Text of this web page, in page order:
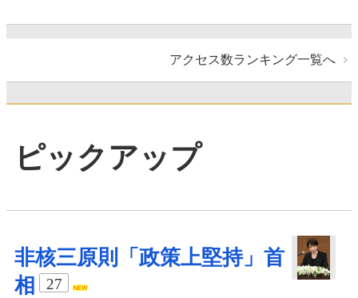
アクセス数ランキング一覧へ
ピックアップ
非核三原則「政策上堅持」首
相
27